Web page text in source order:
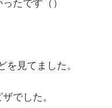
たです（）
を見てました。
でした。